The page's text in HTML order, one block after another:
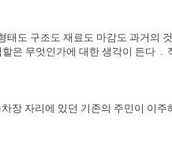
태도 구조도 재료도 마감도 과거의
은 무엇인가에 대한 생각이 든다 .
장 자리에 있던 기존의 주민이 이주